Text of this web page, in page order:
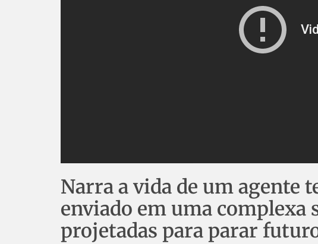
Narra a vida de um agente
enviado em uma complexa
projetadas para parar